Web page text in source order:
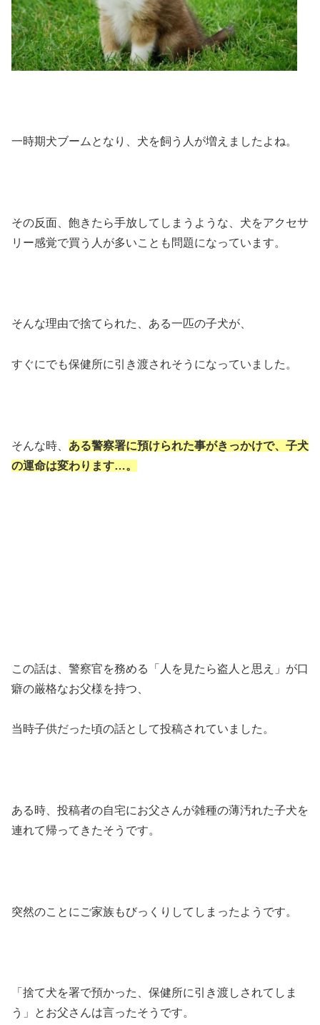
一時期犬ブームとなり、犬を飼う人が増えましたよね。
その反面、飽きたら手放してしまうような、犬をアクセサ
リー感覚で買う人が多いことも問題になっています。
そんな理由で捨てられた、ある一匹の子犬が、
すぐにでも保健所に引き渡されそうになっていました。
そんな時、 ある警察署に預けられた事がきっかけで、子犬
の運命は変わります…。
この話は、警察官を務める「人を見たら盗人と思え」が口
癖の厳格なお父様を持つ、
当時子供だった頃の話として投稿されていました。
ある時、投稿者の自宅にお父さんが雑種の薄汚れた子犬を
連れて帰ってきたそうです。
突然のことにご家族もびっくりしてしまったようです。
「捨て犬を署で預かった、保健所に引き渡しされてしま
う」とお父さんは言ったそうです。